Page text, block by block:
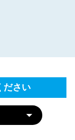
ださい